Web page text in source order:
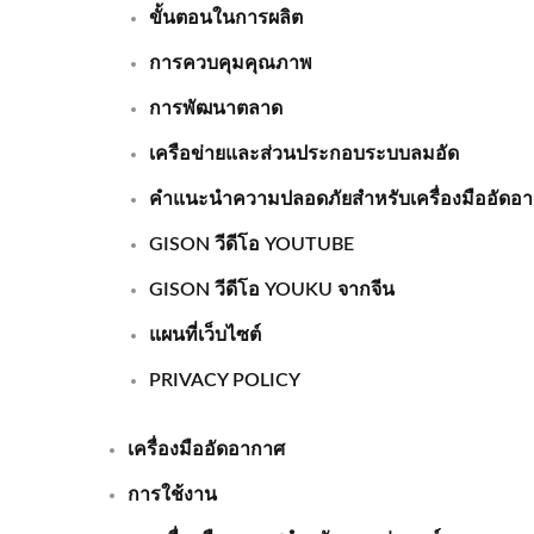
ขั้นตอนในการผลิต
การควบคุมคุณภาพ
การพัฒนาตลาด
เครือข่ายและส่วนประกอบระบบลมอัด
คำแนะนำความปลอดภัยสำหรับเครื่องมืออัดอ
GISON วีดีโอ YOUTUBE
GISON วีดีโอ YOUKU จากจีน
แผนที่เว็บไซต์
PRIVACY POLICY
เครื่องมืออัดอากาศ
การใช้งาน